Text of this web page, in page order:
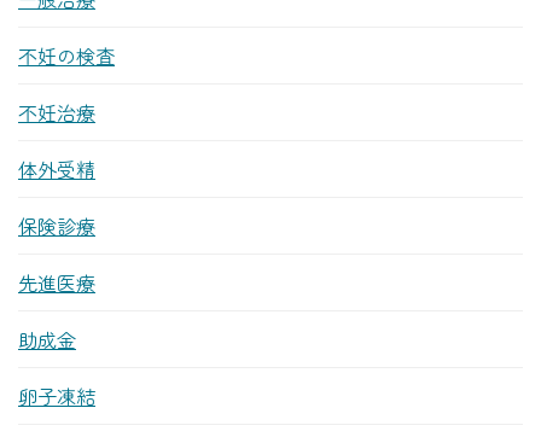
不妊の検査
不妊治療
体外受精
保険診療
先進医療
助成金
卵子凍結